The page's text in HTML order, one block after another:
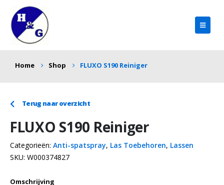
Home Shop FLUXO S190 Reiniger
Terug naar overzicht
FLUXO S190 Reiniger
SKU: W000374827
Categorieën: Anti-spatspray, Las Toebehoren, Lassen
Omschrijving